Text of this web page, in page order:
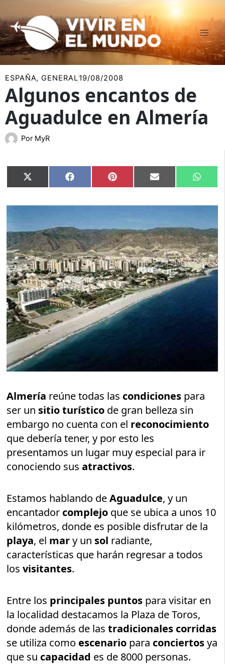
al
contenido
ESPAÑA,GENERAL19/08/2008
Algunos encantos de
Aguadulce en Almería
Por MyR
Compartir
en
X
(Twitter)
Compartir
en
Facebook Compartir
en
Pinterest Compartir
en
Email
en
Almería reúne todas las condiciones para
ser un sitio turístico de gran belleza sin
embargo no cuenta con el reconocimiento
que debería tener, y por esto les
presentamos un lugar muy especial para ir
conociendo susatractivos.
Estamos hablando deAguadulce, y un
encantador complejo que se ubica a unos 10
kilómetros, donde es posible disfrutar de la
playa, el mary un sol radiante,
características que harán regresar a todos
losvisitantes.
Entre los principales puntos para visitar en
la localidad destacamos la Plaza de Toros,
donde además de lastradicionales corridas
se utiliza como escenario para conciertosya
que su capacidad es de 8000 personas.